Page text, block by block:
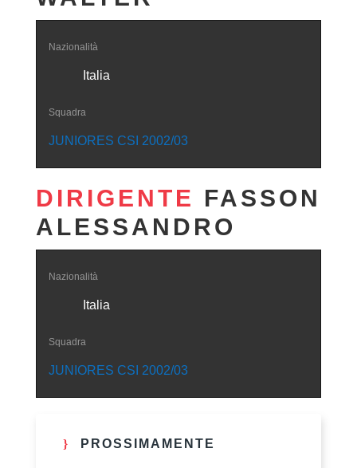
Nazionalità
Italia
Squadra
JUNIORES CSI 2002/03
DIRIGENTE FASSON
ALESSANDRO
Nazionalità
Italia
Squadra
JUNIORES CSI 2002/03
PROSSIMAMENTE